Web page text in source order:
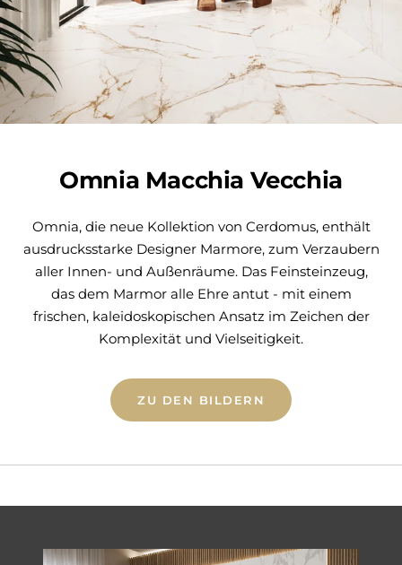
Omnia Macchia Vecchia
Omnia, die neue Kollektion von Cerdomus, enthält
ausdrucksstarke Designer Marmore, zum Verzaubern
aller Innen- und Außenräume. Das Feinsteinzeug,
das dem Marmor alle Ehre antut - mit einem
frischen, kaleidoskopischen Ansatz im Zeichen der
Komplexität und Vielseitigkeit.
ZU DEN BILDERN